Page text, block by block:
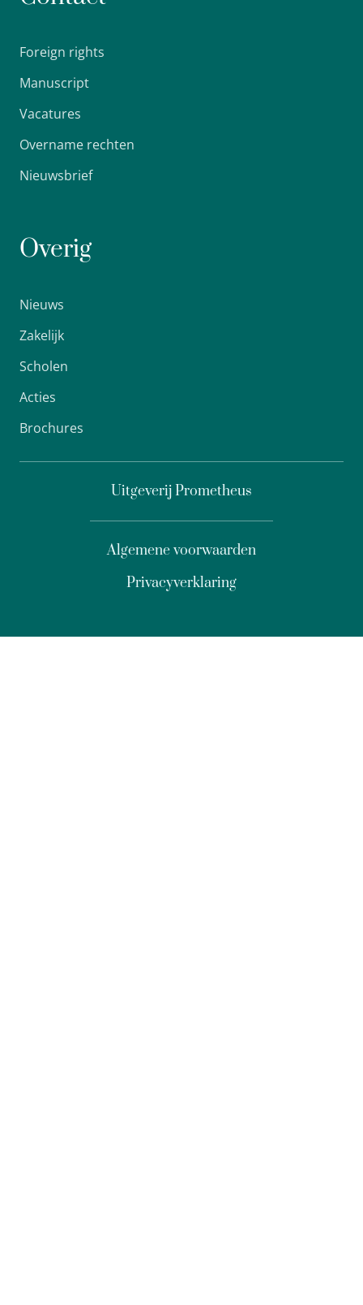
Foreign rights
Manuscript
Vacatures
Overname rechten
Nieuwsbrief
Overig
Nieuws
Zakelijk
Scholen
Acties
Brochures
Uitgeverij Prometheus
Privacyverklaring
Algemene voorwaarden